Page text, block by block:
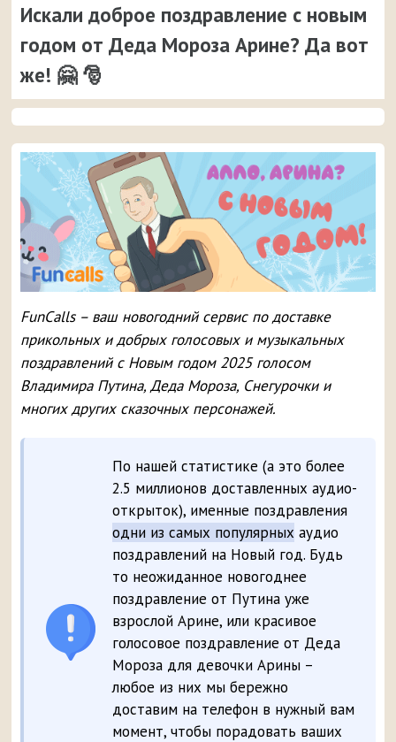
Искали доброе поздравление с новым
годом от Деда Мороза Арине? Да вот
же! 🤗 🎅
FunCalls – ваш новогодний сервис по доставке
прикольных и добрых голосовых и музыкальных
поздравлений с Новым годом 2025 голосом
Владимира Путина, Деда Мороза, Снегурочки и
многих других сказочных персонажей.
По нашей статистике (а это более
2.5 миллионов доставленных аудио-
открыток), именные поздравления
одни из самых популярных аудио
поздравлений на Новый год. Будь
то неожиданное новогоднее
поздравление от Путина уже
взрослой Арине, или красивое
голосовое поздравление от Деда
Мороза для девочки Арины –
любое из них мы бережно
доставим на телефон в нужный вам
момент, чтобы порадовать ваших